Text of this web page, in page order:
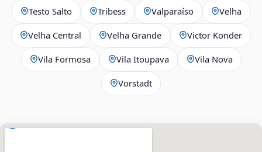
Testo Salto Tribess Valparaíso Velha
Velha Central Velha Grande Victor Konder
Vila Formosa Vila Itoupava Vila Nova
Vorstadt